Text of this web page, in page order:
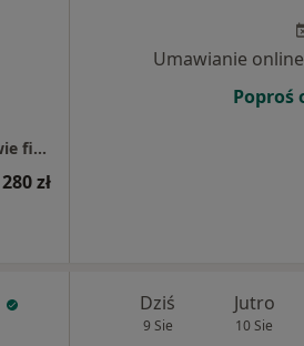
Galileo Medical. Dbamy kompleksowo o zdrowie fizyczne i psychiczne
280 zł
Umawianie
Poproś
Dziś
9 Sie
Jutro
10 Sie